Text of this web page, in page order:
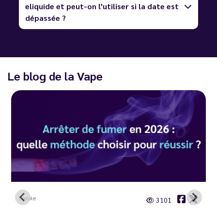
eliquide et peut-on l'utiliser si la date est
dépassée ?
Le blog de la Vape
Carole 3101